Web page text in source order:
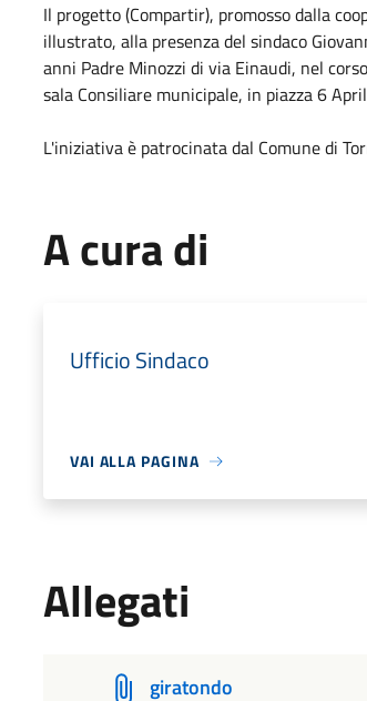
Il progetto (Compartir), promosso dalla
illustrato, alla presenza del sindaco
anni Padre Minozzi di via Einaudi, nel
sala Consiliare municipale, in piazza 6
L'iniziativa è patrocinata dal Comune di
A cura di
Ufficio Sindaco
VAI ALLA PAGINA
Allegati
giratondo